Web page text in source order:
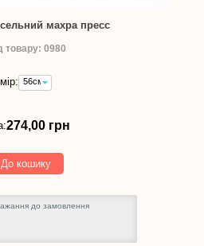
махра пресс
товару: 0980
56см
-
274,00 грн
До кошику